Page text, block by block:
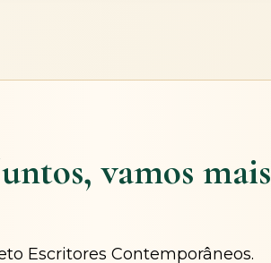
vamos mais
Escritores Contemporâneos.